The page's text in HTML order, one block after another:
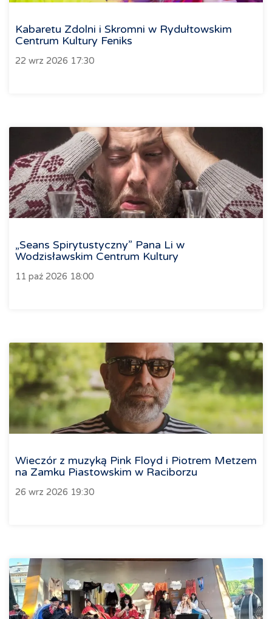
Kabaretu Zdolni i Skromni w Rydułtowskim
Centrum Kultury Feniks
22 wrz 2026 17:30
„Seans Spirytustyczny” Pana Li w
Wodzisławskim Centrum Kultury
11 paź 2026 18:00
Wieczór z muzyką Pink Floyd i Piotrem Metzem
na Zamku Piastowskim w Raciborzu
26 wrz 2026 19:30